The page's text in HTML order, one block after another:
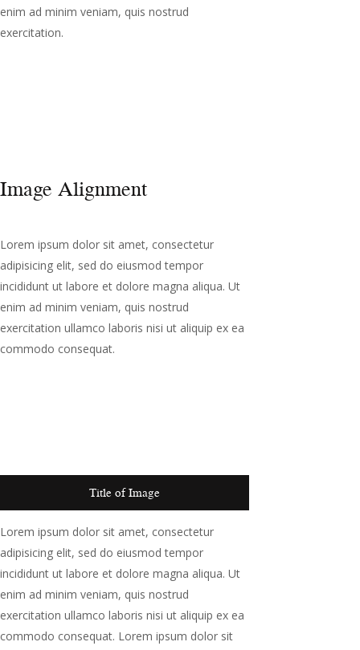
enim ad minim veniam, quis nostrud
exercitation.
Image Alignment
Lorem ipsum dolor sit amet, consectetur
adipisicing elit, sed do eiusmod tempor
incididunt ut labore et dolore magna aliqua. Ut
enim ad minim veniam, quis nostrud
exercitation ullamco laboris nisi ut aliquip ex ea
commodo consequat.
enim ad minim veniam, quis nostrud
exercitation ullamco laboris nisi ut aliquip ex ea
amet, consectetur adipisicing elit, sed do
eiusmod tempor incididunt ut labore et dolore
magna aliqua. Ut enim ad minim veniam, quis
nostrud exercitation ullamco laboris nisi ut
aliquip ex ea commodo consequat.